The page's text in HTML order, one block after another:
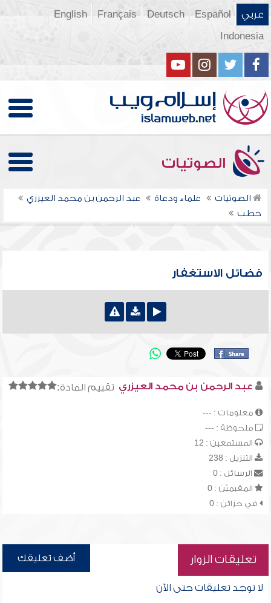
عربي Español
Deutsch
Français
English
Indonesia
الصوتيات
الصوتيات علماء ودعاة
عبد الرحمن بن محمد العيزري
خطب
فضائل الاستغفار
تقييم المادة: عبد الرحمن بن محمد العيزري
معلومات : ---
ملحوظة : ---
المستمعين : 12
التنزيل : 238
الرسائل : 0
المقيميّن : 0
في خزائن : 0
تعليقات الزوار أضف تعليقك
لا توجد تعليقات حتى الآن